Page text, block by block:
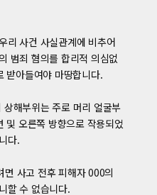
리 사건 사실관계에 비추어
범죄 혐의를 합리적 의심없
받아들여야 마땅합니다.
해부위는 주로 머리 얼굴부
및 오른쪽 방향으로 작용되었
다.
면 사고 전후 피해자 000의
할 수 없습니다.